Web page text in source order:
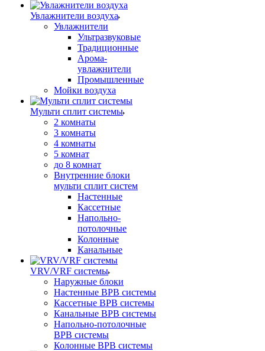
Увлажнители воздуха
Увлажнители
Ультразвуковые
Традиционные
Арома-
увлажнители
Промышленные
Мойки воздуха
Мульти сплит системы
2 комнаты
3 комнаты
4 комнаты
5 комнат
до 8 комнат
Внутренние блоки
мульти сплит систем
Настенные
Кассетные
Напольно-
потолочные
Колонные
Канальные
VRV/VRF системы
Наружные блоки
Настенные ВРВ системы
Кассетные ВРВ системы
Канальные ВРВ системы
Напольно-потолочные
ВРВ системы
Колонные ВРВ системы